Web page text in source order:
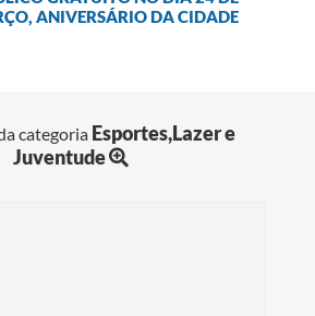
ANIVERSÁRIO DA CIDADE
categoria Esportes,Lazer e
Juventude